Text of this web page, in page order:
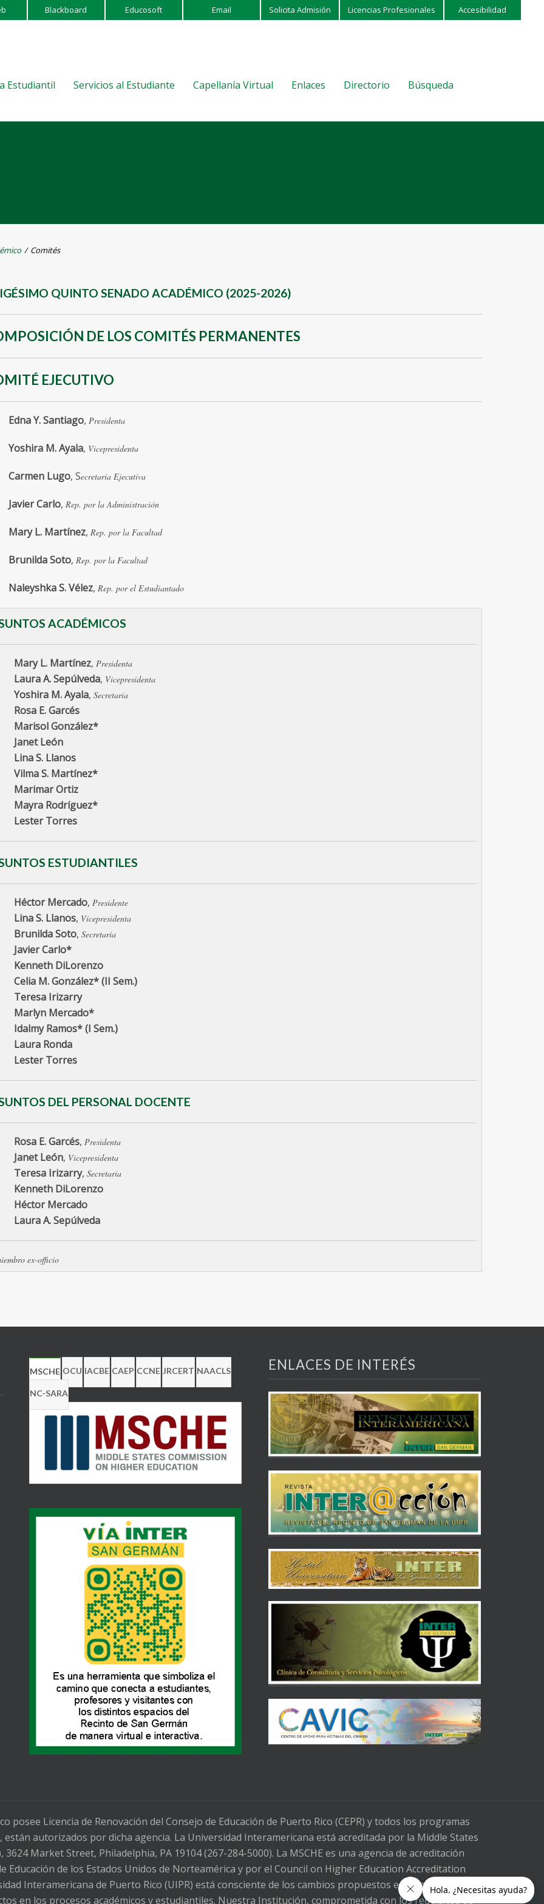
Blackboard Educosoft Email Solicita Admisión Licencias Profesionales Accesibilidad
Estudiantil Servicios al Estudiante Capellanía Virtual Enlaces Directorio Búsqueda
/ Comités
QUINTO SENADO ACADÉMICO (2025-2026)
DE LOS COMITÉS PERMANENTES
EJECUTIVO
Edna Y. Santiago, Presidenta
Yoshira M. Ayala, Vicepresidenta
Carmen Lugo, Secretaria Ejecutiva
Javier Carlo, Rep. por la Administración
Mary L. Martínez, Rep. por la Facultad
Brunilda Soto, Rep. por la Facultad
Naleyshka S. Vélez, Rep. por el Estudiantado
ACADÉMICOS
Mary L. Martínez, Presidenta
Laura A. Sepúlveda, Vicepresidenta
Yoshira M. Ayala, Secretaria
Rosa E. Garcés
Marisol González*
Janet León
Lina S. Llanos
Vilma S. Martínez*
Marimar Ortiz
Mayra Rodríguez*
Lester Torres
ESTUDIANTILES
Héctor Mercado, Presidente
Lina S. Llanos, Vicepresidenta
Brunilda Soto, Secretaria
Javier Carlo*
Kenneth DiLorenzo
Celia M. González*(II Sem.)
Teresa Irizarry
Marlyn Mercado*
Idalmy Ramos*(I Sem.)
Laura Ronda
Lester Torres
DEL PERSONAL DOCENTE
Rosa E. Garcés, Presidenta
Janet León, Vicepresidenta
Teresa Irizarry, Secretaria
Kenneth DiLorenzo
Héctor Mercado
Laura A. Sepúlveda
ex-officio
MSCHE OCU IACBE CAEP CCNE JRCERT NAACLS
NC-SARA
ENLACES DE INTERÉS
posee Licencia de Renovación del Consejo de Educación de Puerto Rico (CEPR) y todos los programas
autorizados por dicha agencia. La Universidad Interamericana está acreditada por la Middle States
Market Street, Philadelphia, PA 19104 (267-284-5000). La MSCHE es una agencia de acreditación
de los Estados Unidos de Norteamérica y por el Council on Higher Education Accreditation
Interamericana de Puerto Rico (UIPR) está consciente de los cambios propuestos en la legislación
en los procesos académicos y estudiantiles. Nuestra Institución, comprometida con los requisitos de